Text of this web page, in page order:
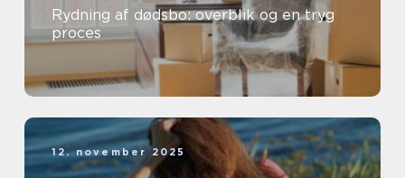
Rydning af dødsbo: overblik og en tryg
proces
12. november 2025